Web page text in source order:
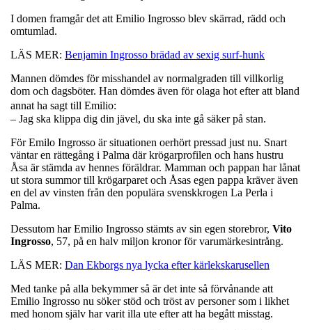
I domen framgår det att Emilio Ingrosso blev skärrad, rädd och
omtumlad.
LÄS MER: Benjamin Ingrosso brädad av sexig surf-hunk
Mannen dömdes för misshandel av normalgraden till villkorlig
dom och dagsböter. Han dömdes även för olaga hot efter att bland
annat ha sagt till Emilio:
– Jag ska klippa dig din jävel, du ska inte gå säker på stan.
För Emilo Ingrosso är situationen oerhört pressad just nu. Snart
väntar en rättegång i Palma där krögarprofilen och hans hustru
Åsa är stämda av hennes föräldrar. Mamman och pappan har lånat
ut stora summor till krögarparet och Åsas egen pappa kräver även
en del av vinsten från den populära svenskkrogen La Perla i
Palma.
Dessutom har Emilio Ingrosso stämts av sin egen storebror, Vito
Ingrosso, 57, på en halv miljon kronor för varumärkesintrång.
LÄS MER: Dan Ekborgs nya lycka efter kärlekskarusellen
Med tanke på alla bekymmer så är det inte så förvånande att
Emilio Ingrosso nu söker stöd och tröst av personer som i likhet
med honom själv har varit illa ute efter att ha begått misstag.